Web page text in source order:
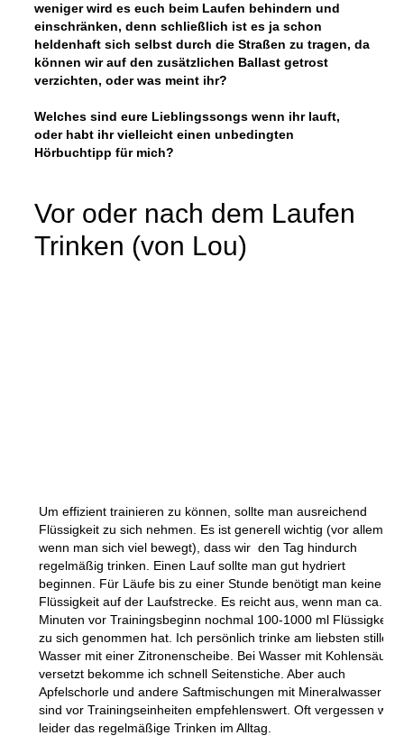
weniger wird es euch beim Laufen behindern und
einschränken, denn schließlich ist es ja schon
heldenhaft sich selbst durch die Straßen zu tragen, da
können wir auf den zusätzlichen Ballast getrost
verzichten, oder was meint ihr?
Welches sind eure Lieblingssongs wenn ihr lauft,
oder habt ihr vielleicht einen unbedingten
Hörbuchtipp für mich?
Vor oder nach dem Laufen
Trinken (von Lou)
Um effizient trainieren zu können, sollte man ausreichend
Flüssigkeit zu sich nehmen. Es ist generell wichtig (vor allem,
wenn man sich viel bewegt), dass wir den Tag hindurch
regelmäßig trinken. Einen Lauf sollte man gut hydriert
beginnen. Für Läufe bis zu einer Stunde benötigt man keine
Flüssigkeit auf der Laufstrecke. Es reicht aus, wenn man ca. 30
Minuten vor Trainingsbeginn nochmal 100-1000 ml Flüssigkeit
zu sich genommen hat. Ich persönlich trinke am liebsten stilles
Wasser mit einer Zitronenscheibe. Bei Wasser mit Kohlensäure
versetzt bekomme ich schnell Seitenstiche. Aber auch
Apfelschorle und andere Saftmischungen mit Mineralwasser
sind vor Trainingseinheiten empfehlenswert. Oft vergessen wir
leider das regelmäßige Trinken im Alltag.